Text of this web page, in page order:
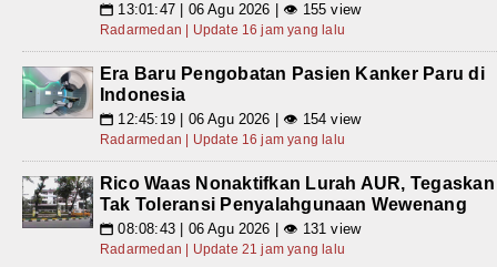
📅 13:01:47 | 06 Agu 2026 | 👁 155 view
Radarmedan | Update 16 jam yang lalu
Era Baru Pengobatan Pasien Kanker Paru di
Indonesia
📅 12:45:19 | 06 Agu 2026 | 👁 154 view
Radarmedan | Update 16 jam yang lalu
Rico Waas Nonaktifkan Lurah AUR, Tegaskan
Tak Toleransi Penyalahgunaan Wewenang
📅 08:08:43 | 06 Agu 2026 | 👁 131 view
Radarmedan | Update 21 jam yang lalu